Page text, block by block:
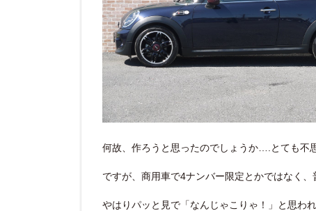
何故、作ろうと思ったのでしょうか….とても不
ですが、商用車で4ナンバー限定とかではなく
やはりパッと見で「なんじゃこりゃ！」と思わ